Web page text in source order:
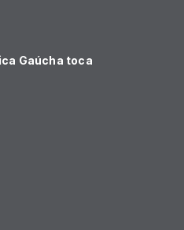
Gaúcha toca